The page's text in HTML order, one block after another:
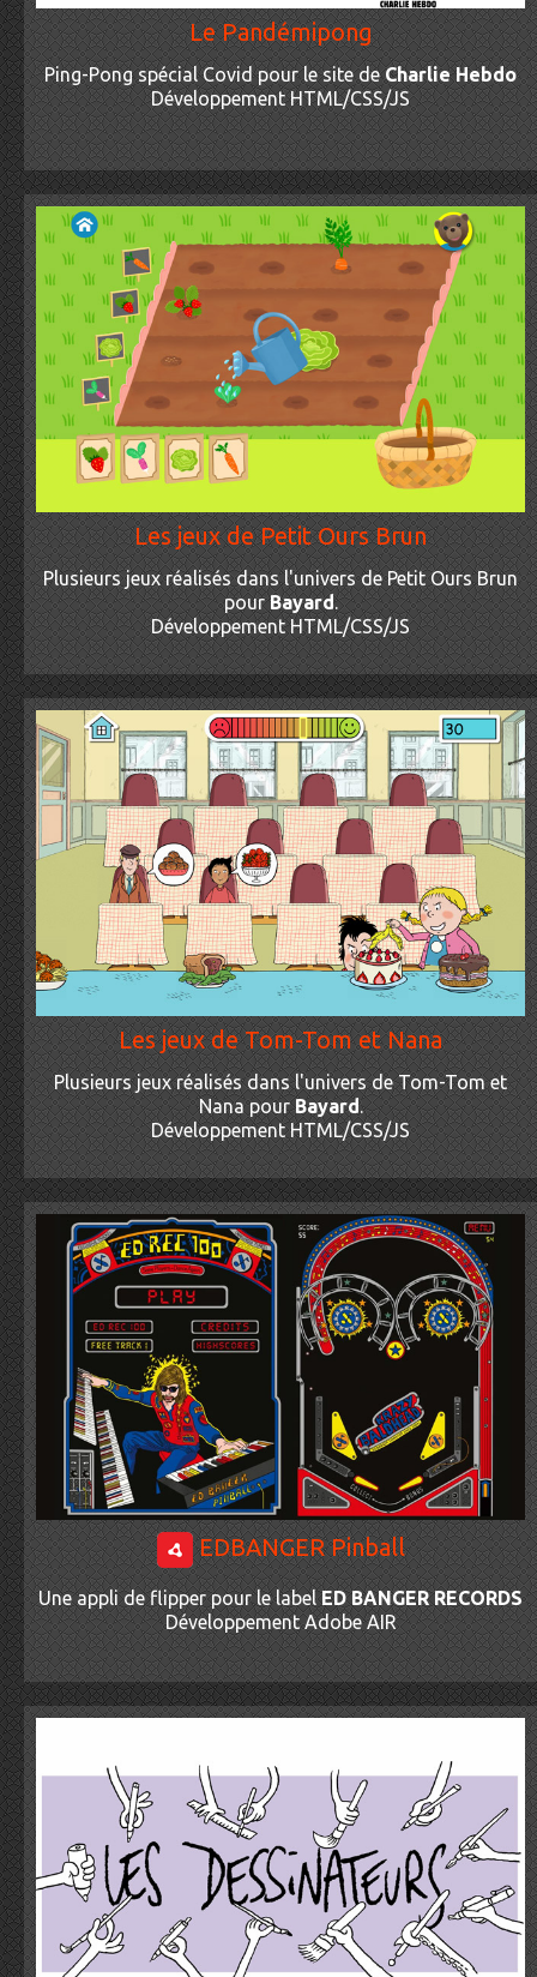
Le Pandémipong
Ping-Pong spécial Covid pour le site deCharlie Hebdo
Développement HTML/CSS/JS
Les jeux de Petit Ours Brun
Plusieurs jeux réalisés dans l'univers de Petit Ours Brun
pourBayard.
Développement HTML/CSS/JS
Les jeux de Tom-Tom et Nana
Plusieurs jeux réalisés dans l'univers de Tom-Tom et
Nana pourBayard.
Développement HTML/CSS/JS
EDBANGER Pinball
Une appli de flipper pour le labelED BANGER RECORDS
Développement Adobe AIR